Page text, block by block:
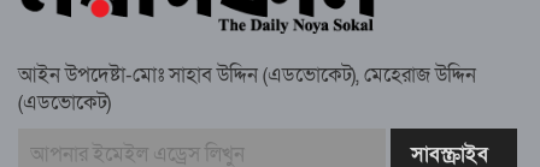
স্মরণ সভায় মিলাদ ও দোয়া
কামরুল কাননের ছবি বিকৃত করে অপপ্রচারের
আইন উপদেষ্টা-মোঃ সাহাব উদ্দিন (এডভোকেট), মেহেরাজ উদ্দিন
(এডভোকেট)